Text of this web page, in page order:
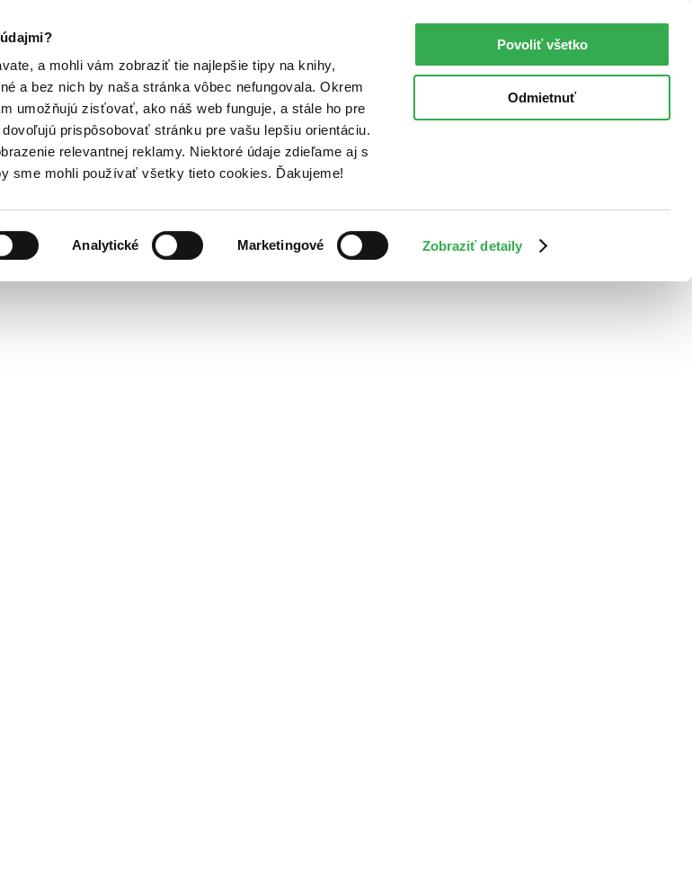
a mohli vám zobraziť tie najlepšie tipy na knihy,
a bez nich by naša stránka vôbec nefungovala. Okrem
umožňujú zisťovať, ako náš web funguje, a stále ho pre
prispôsobovať stránku pre vašu lepšiu orientáciu.
relevantnej reklamy. Niektoré údaje zdieľame aj s
sme mohli používať všetky tieto cookies. Ďakujeme!
Analytické Marketingové Zobraziť detaily
Povoliť všetko
Odmietnuť